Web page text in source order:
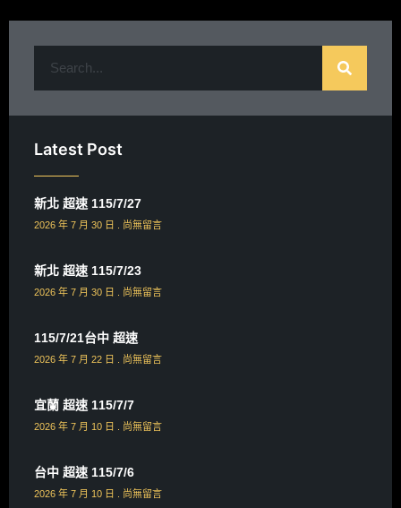
Latest Post
新北 超速 115/7/27
2026 年 7 月 30 日 尚無留言
新北 超速 115/7/23
2026 年 7 月 30 日 尚無留言
115/7/21台中 超速
2026 年 7 月 22 日 尚無留言
宜蘭 超速 115/7/7
2026 年 7 月 10 日 尚無留言
台中 超速 115/7/6
2026 年 7 月 10 日 尚無留言